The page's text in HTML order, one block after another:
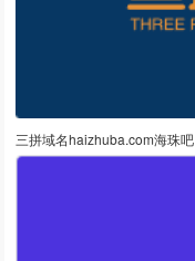
三拼域名haizhuba.com海珠吧